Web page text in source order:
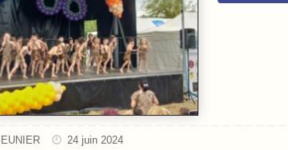
24 juin 2024